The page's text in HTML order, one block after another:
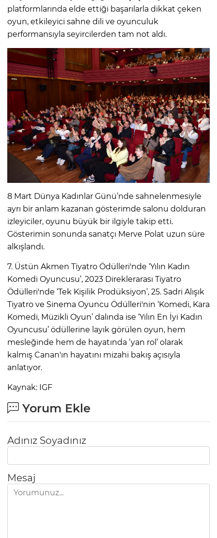
platformlarında elde ettiği başarılarla dikkat çeken
oyun, etkileyici sahne dili ve oyunculuk
performansıyla seyircilerden tam not aldı.
8 Mart Dünya Kadınlar Günü’nde sahnelenmesiyle
ayrı bir anlam kazanan gösterimde salonu dolduran
izleyiciler, oyunu büyük bir ilgiyle takip etti.
Gösterimin sonunda sanatçı Merve Polat uzun süre
alkışlandı.
7. Üstün Akmen Tiyatro Ödülleri'nde ‘Yılın Kadın
Komedi Oyuncusu’, 2023 Direklerarası Tiyatro
Ödülleri'nde ‘Tek Kişilik Prodüksiyon’, 25. Sadri Alışık
Tiyatro ve Sinema Oyuncu Ödülleri'nin ‘Komedi, Kara
Komedi, Müzikli Oyun’ dalında ise ‘Yılın En İyi Kadın
Oyuncusu’ ödüllerine layık görülen oyun, hem
mesleğinde hem de hayatında ‘yan rol’ olarak
kalmış Canan'ın hayatını mizahi bakış açısıyla
anlatıyor.
Kaynak: IGF
Yorum Ekle
Adınız Soyadınız
Mesaj